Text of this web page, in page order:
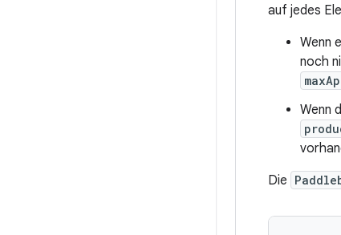
auf jedes
Wenn
noch
Wenn
Die